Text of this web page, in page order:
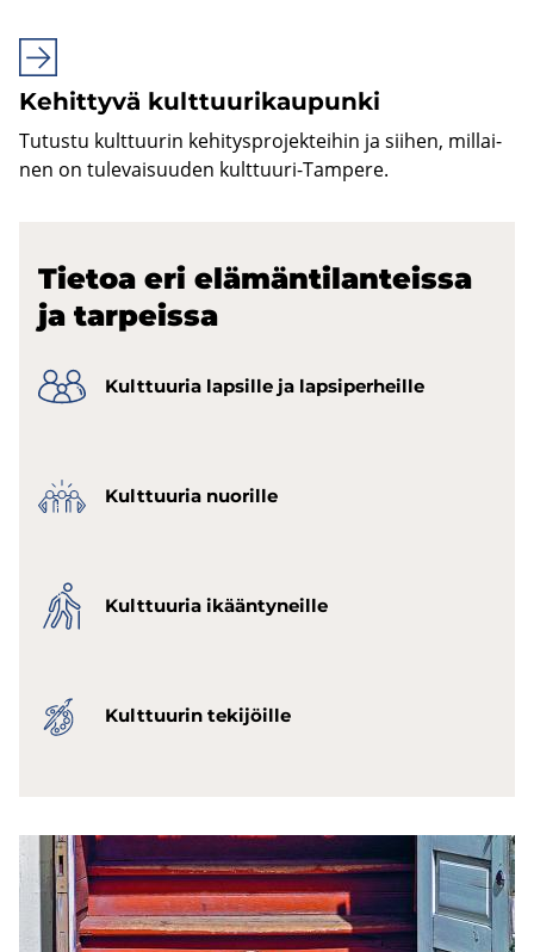
Ke­hit­ty­vä kult­tuu­ri­kau­pun­ki
Tu­tus­tu kult­tuu­rin ke­hi­tys­pro­jek­tei­hin ja sii­hen, mil­lai­
nen on tu­le­vai­suu­den kulttuuri-​Tampere.
Tie­toa eri elä­män­ti­lan­teis­sa
ja tar­peis­sa
Kult­tuu­ria lap­sil­le ja lap­si­per­heil­le
Kult­tuu­ria nuo­ril­le
Kult­tuu­ria ikään­ty­neil­le
Kult­tuu­rin te­ki­jöil­le